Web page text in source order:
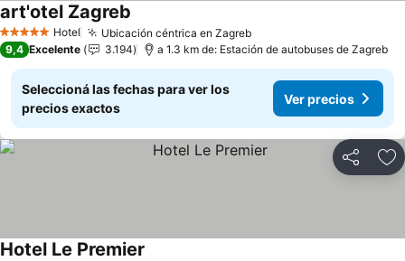
5 Estrellas Hotel Ubicación céntrica en Zagreb
art'otel Zagreb
9,4 Excelente 3.194 a 1.3 km de: Estación de autobuses de Zagreb
Seleccioná las fechas para ver los
precios exactos
Ver precios
Compartir
Hotel Le Premier